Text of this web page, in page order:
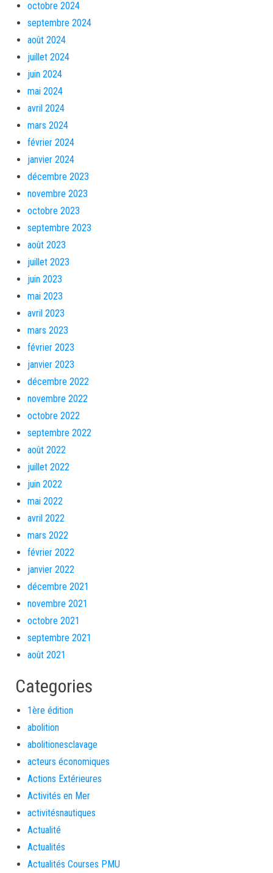
octobre 2024
septembre 2024
août 2024
juillet 2024
juin 2024
mai 2024
avril 2024
mars 2024
février 2024
janvier 2024
décembre 2023
novembre 2023
octobre 2023
septembre 2023
août 2023
juillet 2023
juin 2023
mai 2023
avril 2023
mars 2023
février 2023
janvier 2023
décembre 2022
novembre 2022
octobre 2022
septembre 2022
août 2022
juillet 2022
juin 2022
mai 2022
avril 2022
mars 2022
février 2022
janvier 2022
décembre 2021
novembre 2021
octobre 2021
septembre 2021
août 2021
Categories
1ère édition
abolition
abolitionesclavage
acteurs économiques
Actions Extérieures
Activités en Mer
activitésnautiques
Actualité
Actualités
Actualités Courses PMU